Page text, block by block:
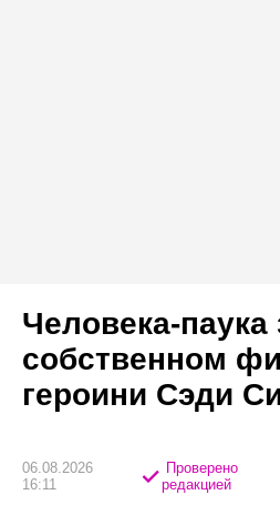
Человека-
собственном
героини Сэди
06.08.2026
16:11
Проверено
редакцией